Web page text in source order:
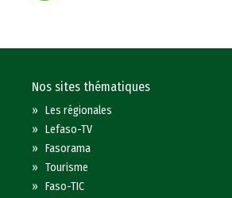
Nos sites thématiques
»Les régionales
»Lefaso-TV
»Fasorama
»Tourisme
»Faso-TIC